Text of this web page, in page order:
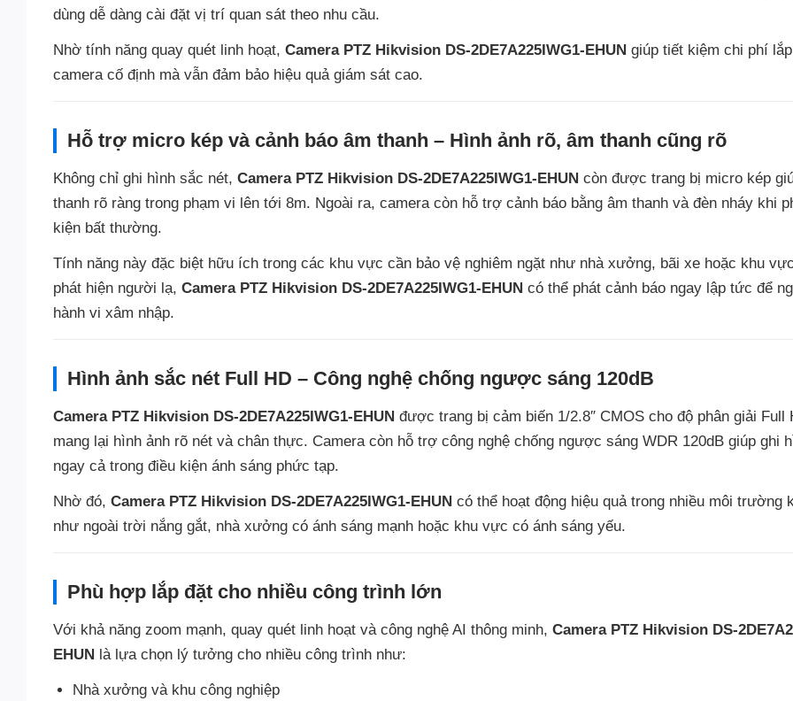
dùng dễ dàng cài đặt vị trí quan sát theo nhu cầu.
Nhờ tính năng quay quét linh hoạt, Camera PTZ Hikvision DS-2DE7A225IWG1-EHUN giúp tiết kiệm chi phí
camera cố định mà vẫn đảm bảo hiệu quả giám sát cao.
Hỗ trợ micro kép và cảnh báo âm thanh – Hình ảnh rõ, âm thanh cũng rõ
Không chỉ ghi hình sắc nét, Camera PTZ Hikvision DS-2DE7A225IWG1-EHUN còn được trang bị micro kép
thanh rõ ràng trong phạm vi lên tới 8m. Ngoài ra, camera còn hỗ trợ cảnh báo bằng âm thanh và đèn nháy khi
kiện bất thường.
Tính năng này đặc biệt hữu ích trong các khu vực cần bảo vệ nghiêm ngặt như nhà xưởng, bãi xe hoặc khu
phát hiện người lạ, Camera PTZ Hikvision DS-2DE7A225IWG1-EHUN có thể phát cảnh báo ngay lập tức để
hành vi xâm nhập.
Hình ảnh sắc nét Full HD – Công nghệ chống ngược sáng 120dB
Camera PTZ Hikvision DS-2DE7A225IWG1-EHUN được trang bị cảm biến 1/2.8″ CMOS cho độ phân giải Full
mang lại hình ảnh rõ nét và chân thực. Camera còn hỗ trợ công nghệ chống ngược sáng WDR 120dB giúp ghi
ngay cả trong điều kiện ánh sáng phức tạp.
Nhờ đó, Camera PTZ Hikvision DS-2DE7A225IWG1-EHUN có thể hoạt động hiệu quả trong nhiều môi trường
như ngoài trời nắng gắt, nhà xưởng có ánh sáng mạnh hoặc khu vực có ánh sáng yếu.
Phù hợp lắp đặt cho nhiều công trình lớn
Với khả năng zoom mạnh, quay quét linh hoạt và công nghệ AI thông minh, Camera PTZ Hikvision DS-
EHUN là lựa chọn lý tưởng cho nhiều công trình như:
Nhà xưởng và khu công nghiệp